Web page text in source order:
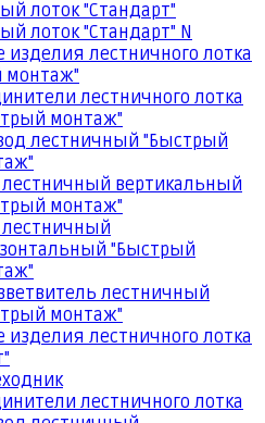
лоток "Стандарт"
лоток "Стандарт" N
лестничного лотка
монтаж"
лестничного лотка
монтаж"
лестничный "Быстрый
лестничный вертикальный
монтаж"
лестничный
"Быстрый
лестничный
монтаж"
лестничного лотка
лестничного лотка